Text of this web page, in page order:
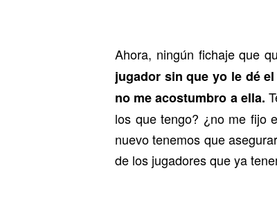
Ahora, ningún fichaje que
jugador sin que yo le dé
no me acostumbro a ella.
los que tengo? ¿no me fijo
nuevo tenemos que
de los jugadores que ya